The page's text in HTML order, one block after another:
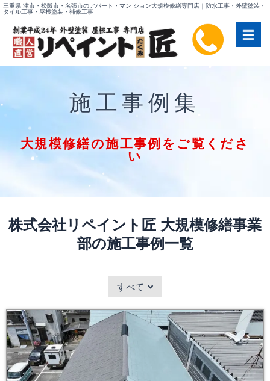
内
キ
三重県 津市・松阪市・名張市のアパート・マン ション大規模修繕専門店｜防水工事・外壁塗装・
タイル工事・屋根塗装・補修工事
施工事例集
大規模修繕の施工事例をご覧くださ
い
株式会社リペイント匠 大規模修繕事業
部の施工事例一覧
すべて